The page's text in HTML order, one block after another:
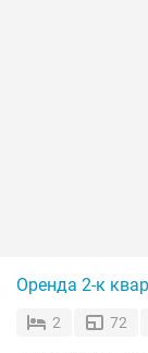
Оренда 2-к
2 72